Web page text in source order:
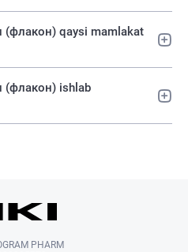
qaysi mamlakat
(флакон) ishlab
PHARM